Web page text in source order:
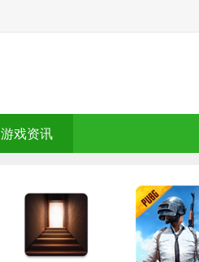
游戏资讯